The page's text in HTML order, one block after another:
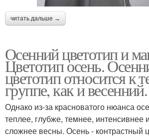
читать дальше →
Осенний цветотип и
Цветотип осень.
цветотип относится к
группе, как и весенний.
Однако из-за красноватого нюанса
теплее, глубже, темнее, интенсивнее
сложнее весны. Осень - контрастный